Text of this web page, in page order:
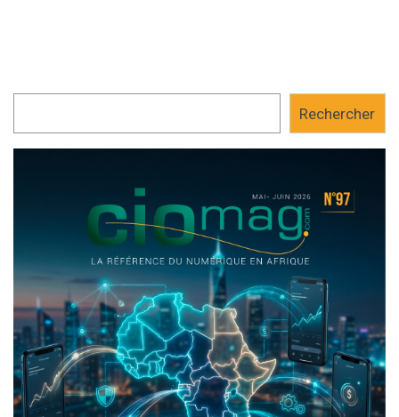
Rechercher